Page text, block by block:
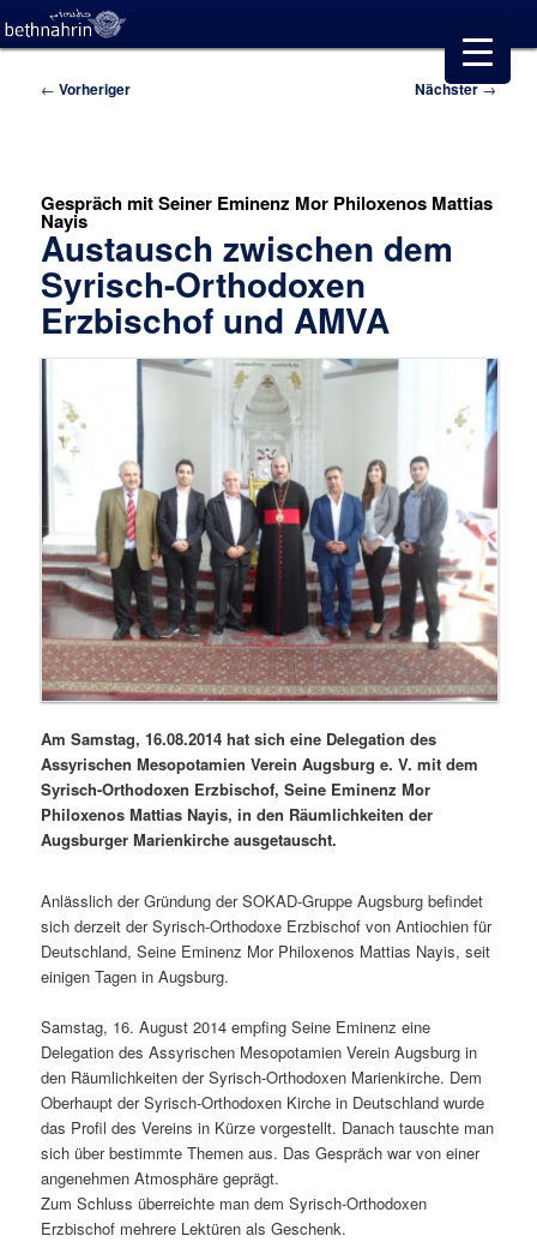
Beitragsnavigation
← Vorheriger Nächster→
Gespräch mit Seiner Eminenz Mor Philoxenos Mattias
Nayis
Austausch zwischen dem
Syrisch-Orthodoxen
Erzbischof und AMVA
Am Samstag, 16.08.2014 hat sich eine Delegation des
Assyrischen Mesopotamien Verein Augsburg e. V. mit dem
Syrisch-Orthodoxen Erzbischof, Seine Eminenz Mor
Philoxenos Mattias Nayis, in den Räumlichkeiten der
Augsburger Marienkirche ausgetauscht.
Anlässlich der Gründung der SOKAD-Gruppe Augsburg befindet
sich derzeit der Syrisch-Orthodoxe Erzbischof von Antiochien für
Deutschland, Seine Eminenz Mor Philoxenos Mattias Nayis, seit
einigen Tagen in Augsburg.
Samstag, 16. August 2014 empfing Seine Eminenz eine
Delegation des Assyrischen Mesopotamien Verein Augsburg in
den Räumlichkeiten der Syrisch-Orthodoxen Marienkirche. Dem
Oberhaupt der Syrisch-Orthodoxen Kirche in Deutschland wurde
das Profil des Vereins in Kürze vorgestellt. Danach tauschte man
sich über bestimmte Themen aus. Das Gespräch war von einer
angenehmen Atmosphäre geprägt.
Zum Schluss überreichte man dem Syrisch-Orthodoxen
Erzbischof mehrere Lektüren als Geschenk.